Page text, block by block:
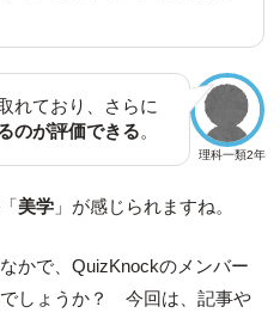
理科一類2年
れており、さらに
のが評価できる。
美学」が感じられますね。
かで、QuizKnockのメンバー
しょうか？ 今回は、記事や